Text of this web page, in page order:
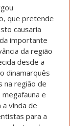
que pretende
causaria
importante
da região
desde a
dinamarquês
na região de
e
vinda de
para a